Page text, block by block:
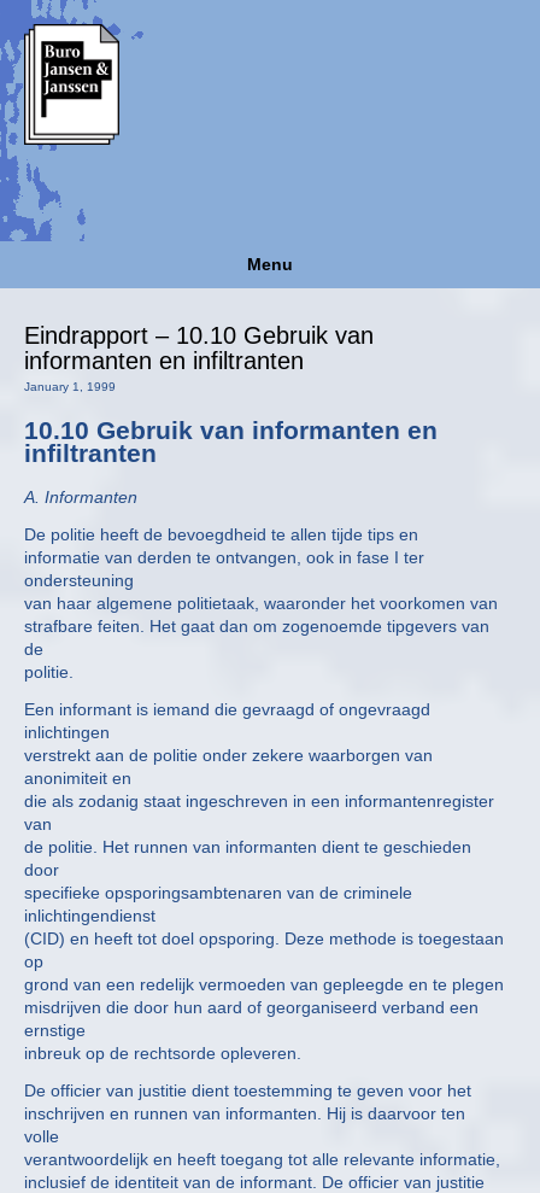
Menu
Eindrapport – 10.10 Gebruik van
informanten en infiltranten
January 1, 1999
10.10 Gebruik van informanten en
infiltranten
A. Informanten
De politie heeft de bevoegdheid te allen tijde tips en
informatie van derden te ontvangen, ook in fase I ter
ondersteuning
van haar algemene politietaak, waaronder het voorkomen van
strafbare feiten. Het gaat dan om zogenoemde tipgevers van
de
politie.
Een informant is iemand die gevraagd of ongevraagd
inlichtingen
verstrekt aan de politie onder zekere waarborgen van
anonimiteit en
die als zodanig staat ingeschreven in een informantenregister
van
de politie. Het runnen van informanten dient te geschieden
door
specifieke opsporingsambtenaren van de criminele
inlichtingendienst
(CID) en heeft tot doel opsporing. Deze methode is toegestaan
op
grond van een redelijk vermoeden van gepleegde en te plegen
misdrijven die door hun aard of georganiseerd verband een
ernstige
inbreuk op de rechtsorde opleveren.
De officier van justitie dient toestemming te geven voor het
inschrijven en runnen van informanten. Hij is daarvoor ten
volle
verantwoordelijk en heeft toegang tot alle relevante informatie,
inclusief de identiteit van de informant. De officier van justitie